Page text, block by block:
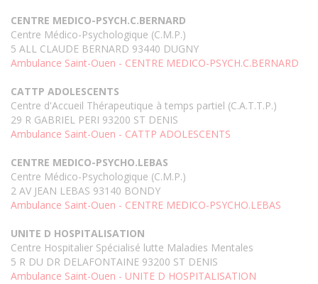
CENTRE MEDICO-PSYCH.C.BERNARD
Centre Médico-Psychologique (C.M.P.)
5 ALL CLAUDE BERNARD 93440 DUGNY
Ambulance Saint-Ouen - CENTRE MEDICO-PSYCH.C.BERNARD
CATTP ADOLESCENTS
Centre d'Accueil Thérapeutique à temps partiel (C.A.T.T.P.)
29 R GABRIEL PERI 93200 ST DENIS
Ambulance Saint-Ouen - CATTP ADOLESCENTS
CENTRE MEDICO-PSYCHO.LEBAS
Centre Médico-Psychologique (C.M.P.)
2 AV JEAN LEBAS 93140 BONDY
Ambulance Saint-Ouen - CENTRE MEDICO-PSYCHO.LEBAS
UNITE D HOSPITALISATION
Centre Hospitalier Spécialisé lutte Maladies Mentales
5 R DU DR DELAFONTAINE 93200 ST DENIS
Ambulance Saint-Ouen - UNITE D HOSPITALISATION